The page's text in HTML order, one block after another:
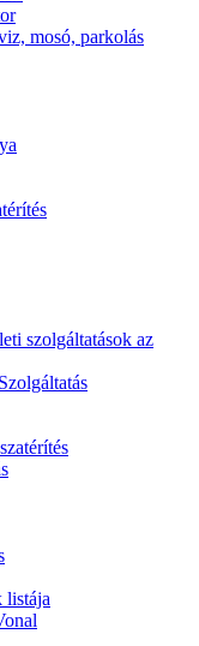
mosó, parkolás
szolgáltatások az
listája